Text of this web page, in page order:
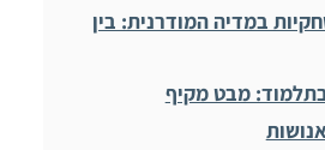
במדיה המודרנית: בין
מבט מקיף